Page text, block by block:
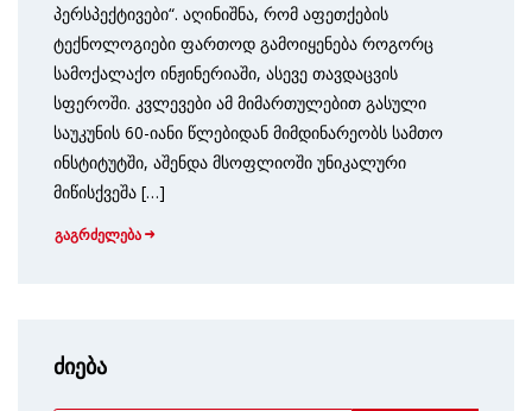
პერსპექტივები“. აღინიშნა, რომ აფეთქების
ტექნოლოგიები ფართოდ გამოიყენება როგორც
სამოქალაქო ინჟინერიაში, ასევე თავდაცვის
სფეროში. კვლევები ამ მიმართულებით გასული
საუკუნის 60-იანი წლებიდან მიმდინარეობს სამთო
ინსტიტუტში, აშენდა მსოფლიოში უნიკალური
მიწისქვეშა […]
გაგრძელება
ძიება